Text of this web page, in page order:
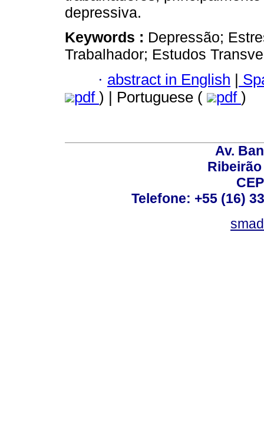
depressiva.
Keywords : Depressão;
Trabalhador; Estudos
· abstract in English |
pdf ) | Portuguese ( pdf )
Av.
Telefone: +55 (16)